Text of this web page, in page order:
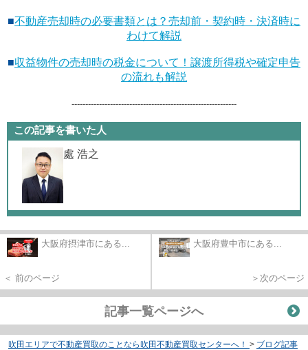
■不動産売却時の必要書類とは？売却前・契約時・決済時に
わけて解説
■収益物件の売却時の税金について！譲渡所得税や確定申告
の流れも解説
------------------------------------------------------------
この記事を書いた人
處 浩之
大阪府摂津市にある...
＜ 前のページ
大阪府豊中市にある...
＞次のページ
記事一覧ページへ
吹田エリアで不動産買取のことなら吹田不動産買取センターへ！ > ブログ記事